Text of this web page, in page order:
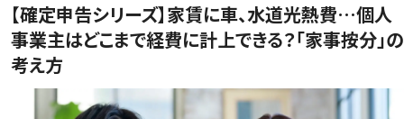
【確定申告シリーズ】家賃に車、水道光熱費…個人
事業主はどこまで経費に計上できる？「家事按分」の
考え方